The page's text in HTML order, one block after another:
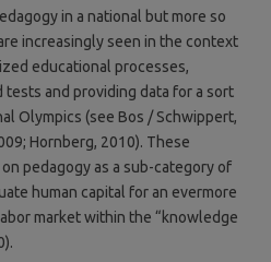
in a national but more so
increasingly seen in the context
educational processes,
tests and providing data for a sort
Olympics (see Bos / Schwippert,
Hornberg, 2010). These
pedagogy as a sub-category of
human capital for an evermore
market within the “knowledge